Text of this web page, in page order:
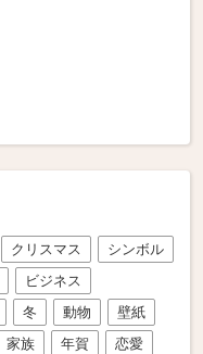
クリスマス
シンボル
ビジネス
冬 動物
壁紙
家族 年賀
恋愛